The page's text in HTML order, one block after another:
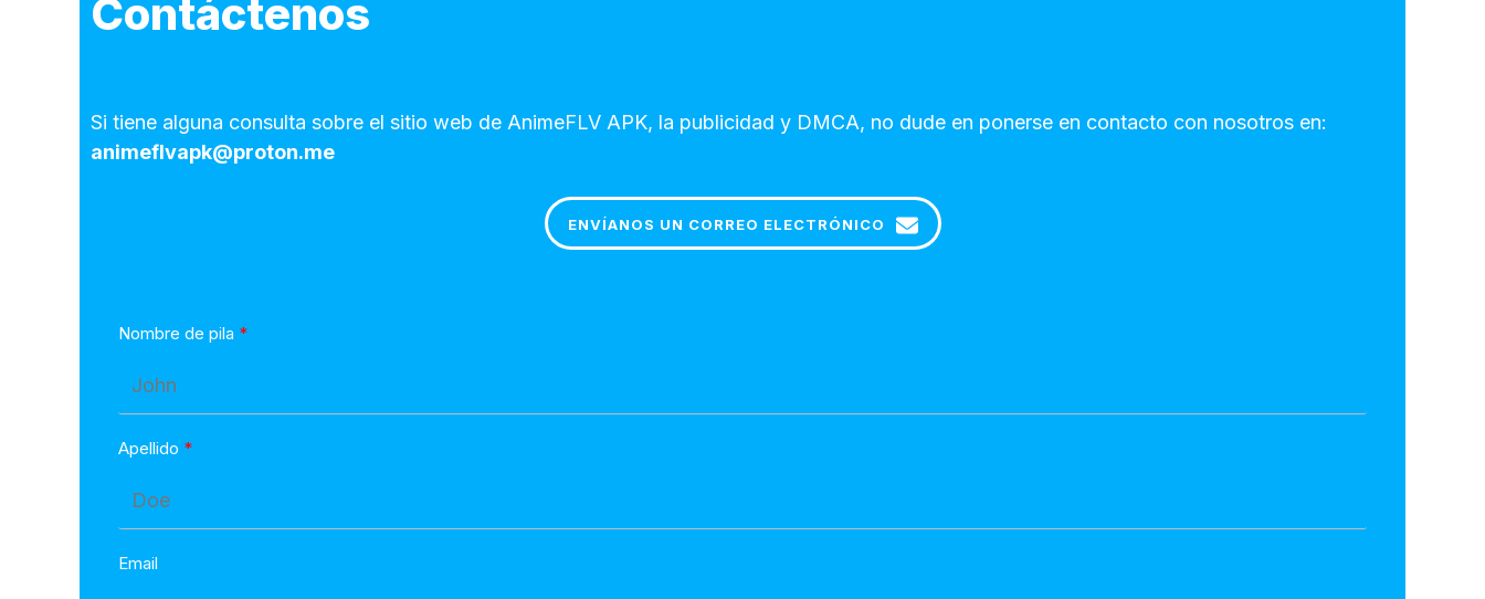
Contáctenos
Si tiene alguna consulta sobre el sitio web de AnimeFLV APK, la publicidad y DMCA, no dude en ponerse en contacto con nosotros en:
animeflvapk@proton.me
ENVÍANOS UN CORREO ELECTRÓNICO
Nombre de pila
Apellido
Email